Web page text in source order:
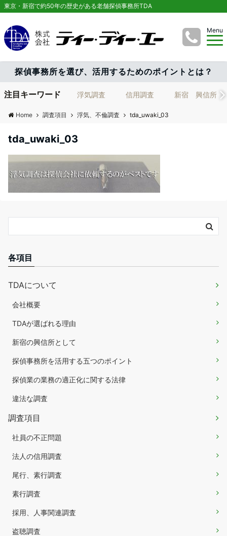
東京・新宿で約50年の歴史がある老舗探偵事務所TDA
Menu
探偵事務所を選び、活用するためのポイントとは？
注目キーワード 浮気調査 信用調査 新宿 興信所
Home 調査項目 浮気、不倫調査 tda_uwaki_03
tda_uwaki_03
各項目
TDAについて
会社概要
TDAが選ばれる理由
新宿の興信所として
探偵事務所を活用する五つのポイント
探偵業の業務の適正化に関する法律
違法な調査
調査項目
社員の不正問題
法人の信用調査
尾行、素行調査
素行調査
採用、人事関連調査
盗聴調査